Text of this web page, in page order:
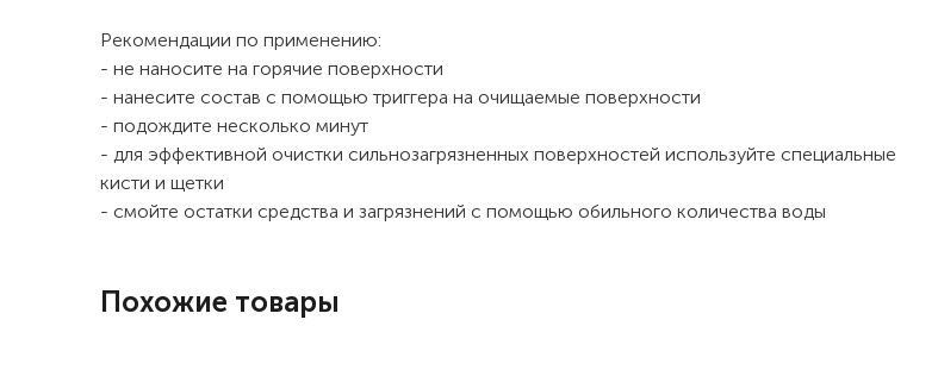
Рекомендации по применению:
- не наносите на горячие поверхности
- нанесите состав с помощью триггера на очищаемые поверхности
- подождите несколько минут
- для эффективной очистки сильнозагрязненных поверхностей используйте специальные
кисти и щетки
- смойте остатки средства и загрязнений с помощью обильного количества воды
Похожие товары